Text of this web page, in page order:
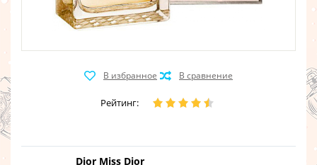
Рейтинг:
Dior Miss Dior